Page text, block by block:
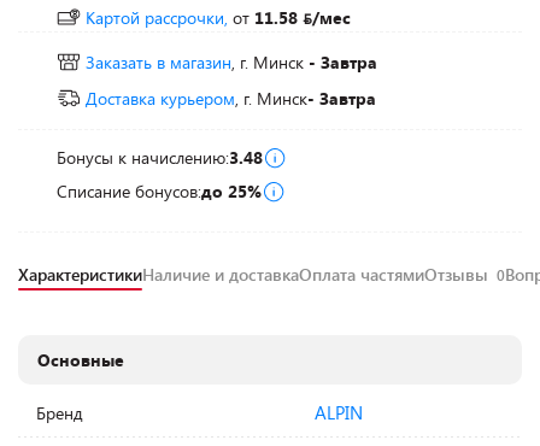
Картой рассрочки, от 11.58
/мес
Заказать в магазин, г. Минск - Завтра
Доставка курьером, г. Минск- Завтра
Бонусы к начислению:3.48
Списание бонусов:до 25%
ХарактеристикиНаличие и доставкаОплата частямиОтзывы 0
Основные
Бренд ALPIN